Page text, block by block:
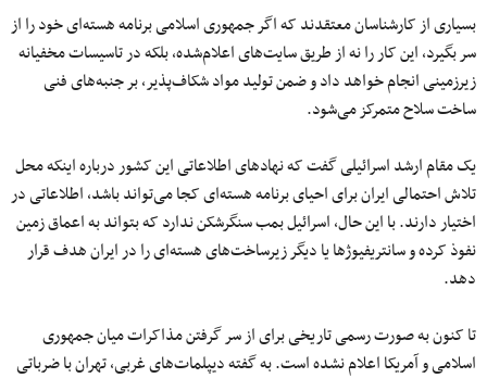
بسیاری از کارشناسان معتقدند که اگر جمهوری اسلامی برنامه هسته‌ای خود را از
سر بگیرد، این کار را نه از طریق سایت‌های اعلام‌شده، بلکه در تاسیسات مخفیانه
زیرزمینی انجام خواهد داد و ضمن تولید مواد شکاف‌پذیر، بر جنبه‌های فنی
ساخت سلاح متمرکز می‌شود.
یک مقام ارشد اسرائیلی گفت که نهاد‌های اطلاعاتی این کشور درباره اینکه محل
تلاش احتمالی ایران برای احیای برنامه هسته‌ای کجا می‌تواند باشد، اطلاعاتی در
اختیار دارند. با این حال، اسرائیل بمب‌ سنگرشکن ندارد که بتواند به اعماق زمین
نفوذ کرده و سانتریفیوژها یا دیگر زیرساخت‌های هسته‌ای را در ایران هدف قرار
دهد.
تا کنون به صورت رسمی تاریخی برای از سر گرفتن مذاکرات میان جمهوری
اسلامی و آمریکا اعلام نشده است. به گفته دیپلمات‌های غربی، تهران با ضرباتی